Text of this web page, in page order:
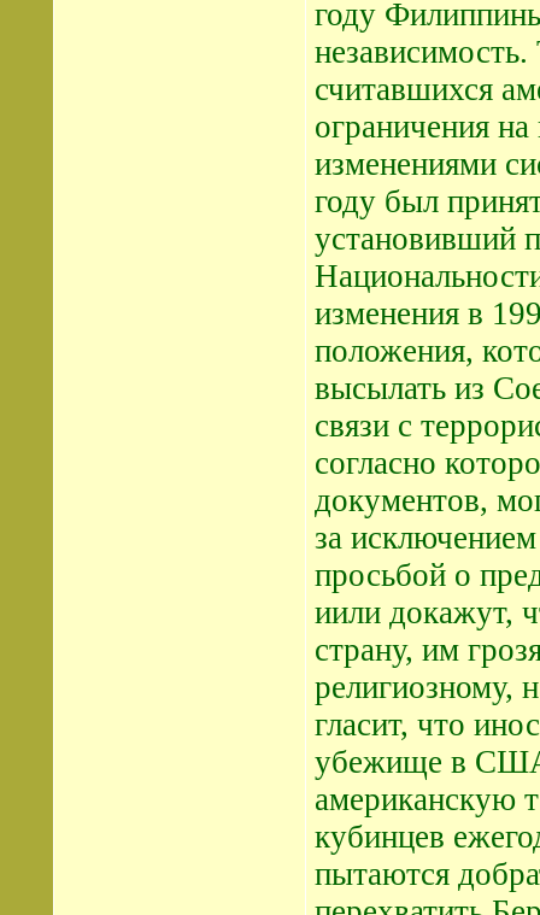
году
считавшихся
ограничения
изменениями
году был
установивший
изменения в
положения,
высылать из
связи с
согласно
документов,
за
просьбой о
иили докажут,
страну, им
религиозному,
гласит, что
убежище в США
американскую
кубинцев
пытаются